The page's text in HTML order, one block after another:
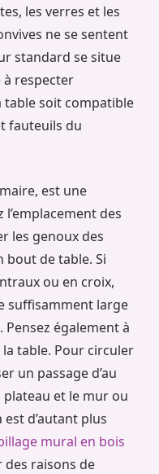
les verres et les
ne se sentent
standard se situe
à respecter
soit compatible
fauteuils du
est une
des
les genoux des
bout de table. Si
ou en croix,
suffisamment large
également à
table. Pour circuler
un passage d’au
et le mur ou
d’autant plus
mural en bois
raisons de